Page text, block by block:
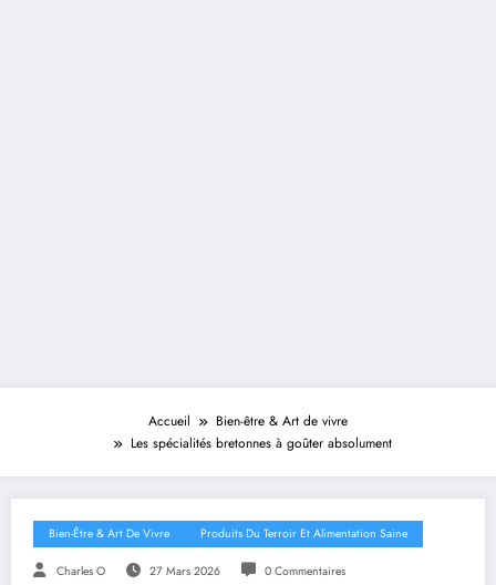
Accueil
Bien-être & Art de vivre
Les spécialités bretonnes à goûter absolument
Bien-Être & Art De Vivre Produits Du Terroir Et Alimentation Saine
Charles O 27 Mars 2026 0 Commentaires